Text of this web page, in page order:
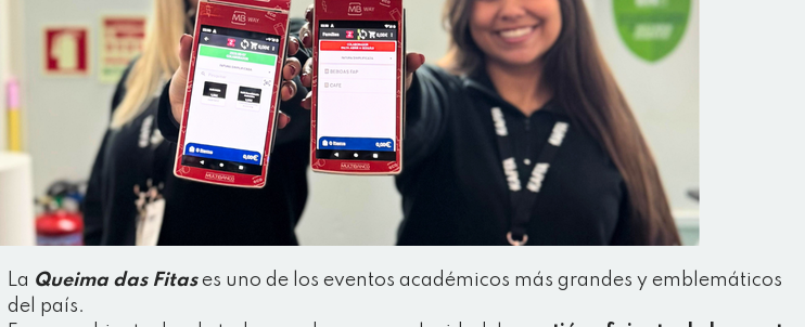
La Queima das Fitases uno de los eventos académicos más grandes y emblemáticos
del país.